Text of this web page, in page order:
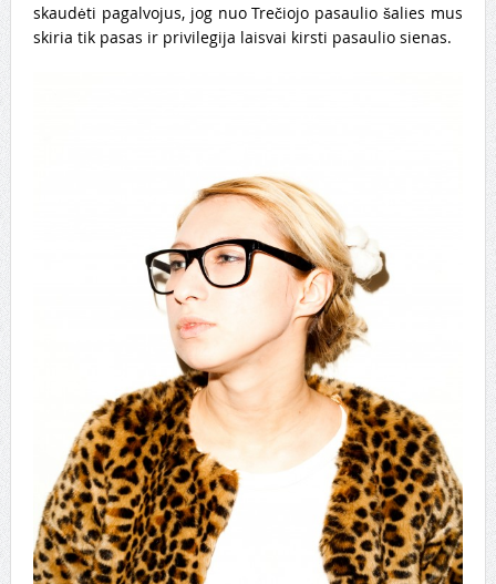
skaudėti pagalvojus, jog nuo Trečiojo pasaulio šalies mus
skiria tik pasas ir privilegija laisvai kirsti pasaulio sienas.